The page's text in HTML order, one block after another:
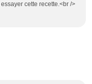
cette recette.<br />